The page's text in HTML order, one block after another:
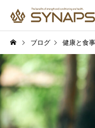
寄り添うサ
ブログ 健康と食事